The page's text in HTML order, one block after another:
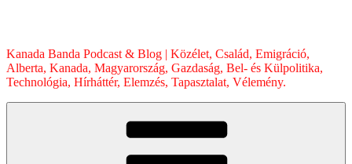
Kanada Banda Podcast & Blog | Közélet, Család, Emigráció,
Alberta, Kanada, Magyarország, Gazdaság, Bel- és Külpolitika,
Technológia, Hírháttér, Elemzés, Tapasztalat, Vélemény.